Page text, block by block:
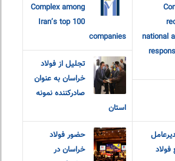
national
Complex among
Iran’s top 100
companies
تجلیل از فولاد
خراسان به عنوان
صادرکننده نمونه
استان
حضور فولاد
خراسان در